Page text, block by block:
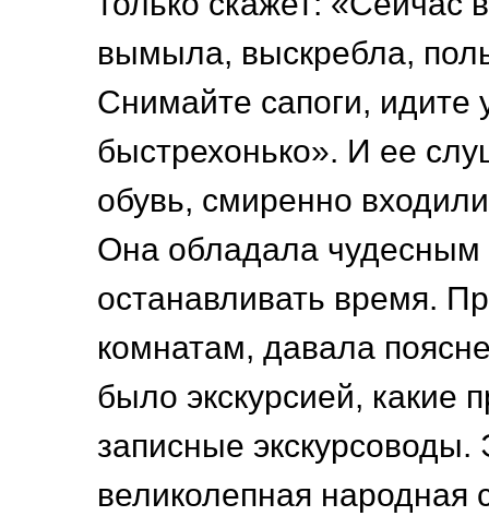
вымыла, выскребла,
Снимайте сапоги, идите
быстрехонько». И ее
обувь, смиренно
Она обладала
останавливать время.
комнатам, давала
было экскурсией, какие
записные
великолепная народная